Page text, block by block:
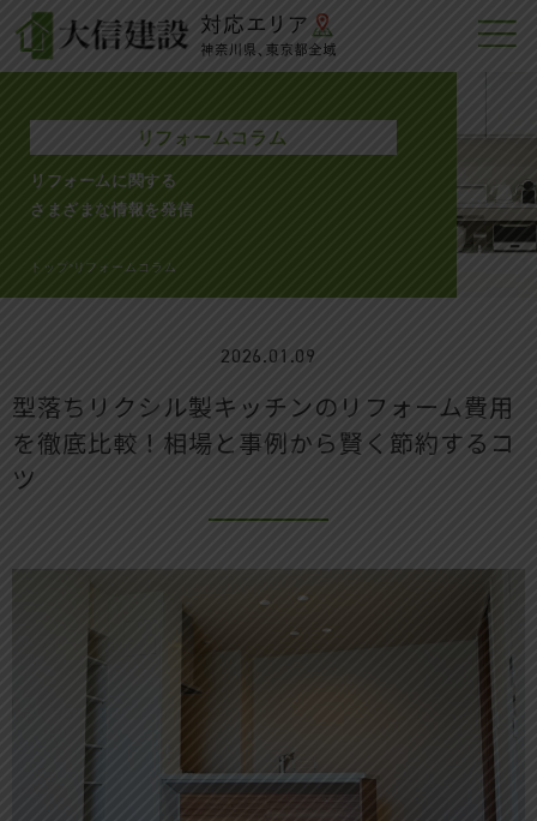
リフォームコラム
リフォームに関する
さまざまな情報を発信
トップ >リフォームコラム
2026.01.09
型落ちリクシル製キッチンのリフォーム費用
を徹底比較！相場と事例から賢く節約するコ
ツ